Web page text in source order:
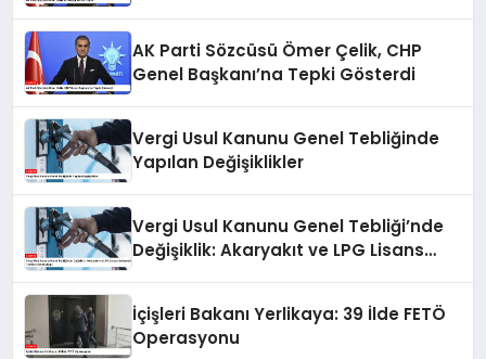
AK Parti Sözcüsü Ömer Çelik, CHP
Genel Başkanı’na Tepki Gösterdi
Vergi Usul Kanunu Genel Tebliğinde
Yapılan Değişiklikler
Vergi Usul Kanunu Genel Tebliği’nde
Değişiklik: Akaryakıt ve LPG Lisans
İçişleri Bakanı Yerlikaya: 39 İlde FETÖ
Operasyonu